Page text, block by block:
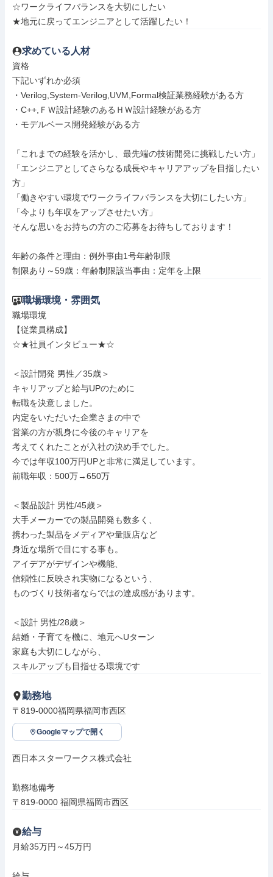
☆ワークライフバランスを大切にしたい
★地元に戻ってエンジニアとして活躍したい！
求めている人材
資格
下記いずれか必須
・Verilog,System-Verilog,UVM,Formal検証業務経験がある方
・C++,ＦＷ設計経験のあるＨＷ設計経験がある方
・モデルベース開発経験がある方
「これまでの経験を活かし、最先端の技術開発に挑戦したい方」
「エンジニアとしてさらなる成長やキャリアアップを目指したい
方」
「働きやすい環境でワークライフバランスを大切にしたい方」
「今よりも年収をアップさせたい方」
そんな思いをお持ちの方のご応募をお待ちしております！
年齢の条件と理由：例外事由1号年齢制限
制限あり～59歳：年齢制限該当事由：定年を上限
職場環境・雰囲気
職場環境
【従業員構成】
☆★社員インタビュー★☆
＜設計開発 男性／35歳＞
キャリアップと給与UPのために
転職を決意しました。
内定をいただいた企業さまの中で
営業の方が親身に今後のキャリアを
考えてくれたことが入社の決め手でした。
今では年収100万円UPと非常に満足しています。
前職年収：500万→650万
＜製品設計 男性/45歳＞
大手メーカーでの製品開発も数多く、
携わった製品をメディアや量販店など
身近な場所で目にする事も。
アイデアがデザインや機能、
信頼性に反映され実物になるという、
ものづくり技術者ならではの達成感があります。
＜設計 男性/28歳＞
結婚・子育てを機に、地元へUターン
家庭も大切にしながら、
スキルアップも目指せる環境です
勤務地
〒819-0000福岡県福岡市西区
Googleマップで開く
西日本スターワークス株式会社
勤務地備考
〒819-0000 福岡県福岡市西区
給与
月給35万円～45万円